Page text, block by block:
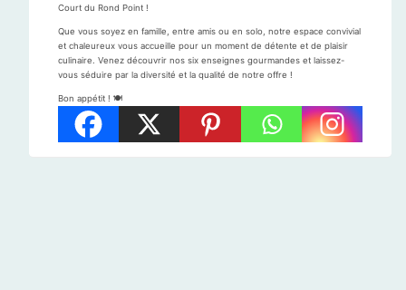
Court du Rond Point !
Que vous soyez en famille, entre amis ou en solo, notre espace convivial
et chaleureux vous accueille pour un moment de détente et de plaisir
culinaire. Venez découvrir nos six enseignes gourmandes et laissez-
vous séduire par la diversité et la qualité de notre offre !
Bon appétit ! 🍽️